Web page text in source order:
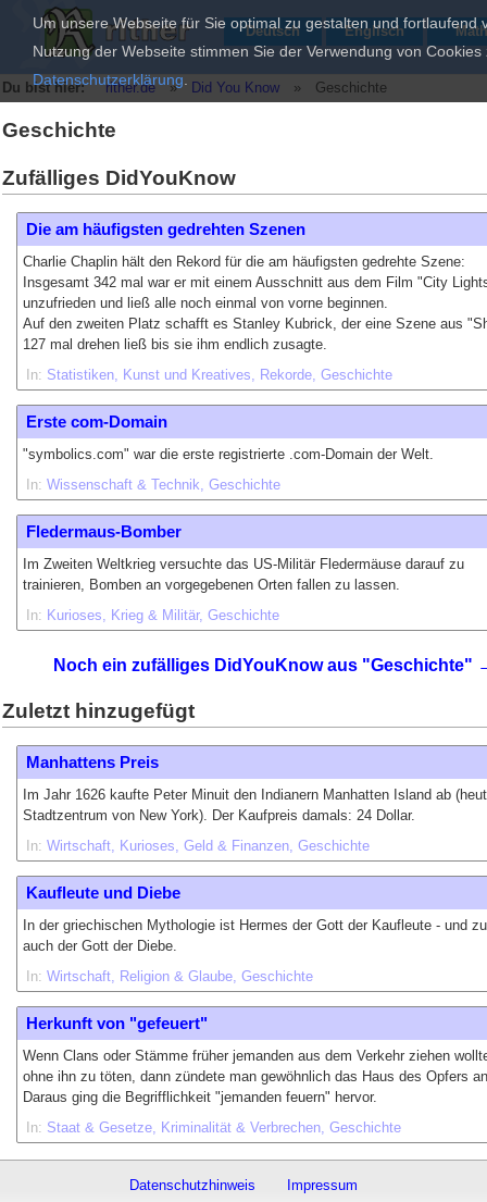
Deutsch Englisch
Du bist hier: rither.de » Did You Know » Geschichte
Geschichte
Zufälliges DidYouKnow
Die am häufigsten gedrehten Szenen
Charlie Chaplin hält den Rekord für die am häufigsten gedrehte Szene:
Insgesamt 342 mal war er mit einem Ausschnitt aus dem Film "City
unzufrieden und ließ alle noch einmal von vorne beginnen.
Auf den zweiten Platz schafft es Stanley Kubrick, der eine Szene aus
127 mal drehen ließ bis sie ihm endlich zusagte.
In: Statistiken Kunst und Kreatives Rekorde Geschichte
Erste com-Domain
"symbolics.com" war die erste registrierte .com-Domain der Welt.
In: Wissenschaft & Technik Geschichte
Fledermaus-Bomber
Im Zweiten Weltkrieg versuchte das US-Militär Fledermäuse darauf zu
trainieren, Bomben an vorgegebenen Orten fallen zu lassen.
In: Kurioses Krieg & Militär Geschichte
Noch ein zufälliges DidYouKnow aus "Geschichte"
Zuletzt hinzugefügt
Manhattens Preis
Im Jahr 1626 kaufte Peter Minuit den Indianern Manhatten Island ab
Stadtzentrum von New York). Der Kaufpreis damals: 24 Dollar.
In: Wirtschaft Kurioses Geld & Finanzen Geschichte
Kaufleute und Diebe
In der griechischen Mythologie ist Hermes der Gott der Kaufleute - und
auch der Gott der Diebe.
In: Wirtschaft Religion & Glaube Geschichte
Herkunft von "gefeuert"
Wenn Clans oder Stämme früher jemanden aus dem Verkehr ziehen
ohne ihn zu töten, dann zündete man gewöhnlich das Haus des Opfers
Daraus ging die Begrifflichkeit "jemanden feuern" hervor.
In: Staat & Gesetze Kriminalität & Verbrechen Geschichte
Datenschutzhinweis Impressum
Um unsere Webseite für Sie optimal zu gestalten und
Nutzung der Webseite stimmen Sie der Verwendung von
Datenschutzerklärung.